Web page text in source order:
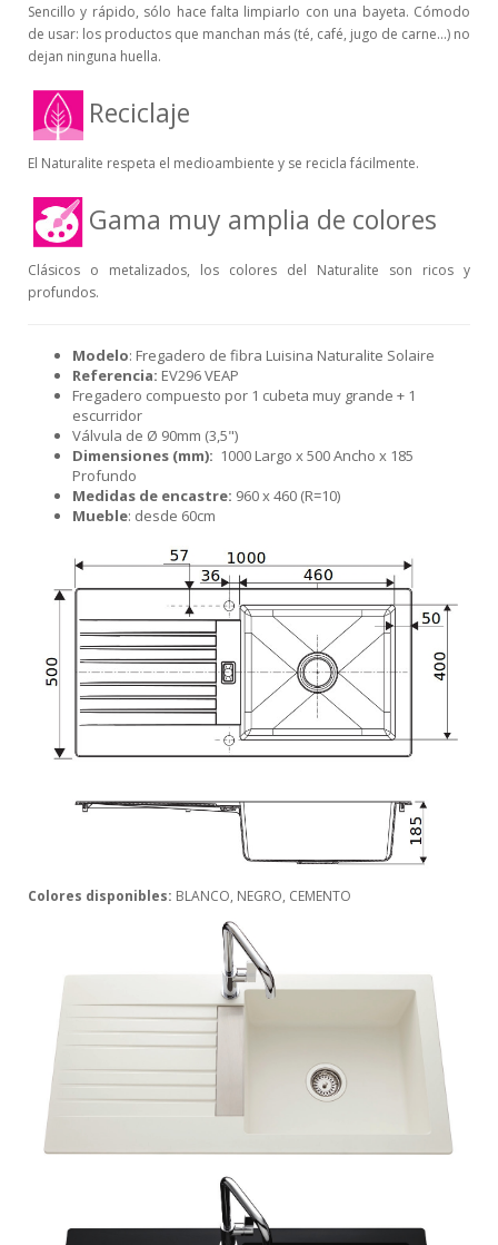
Sencillo y rápido, sólo hace falta limpiarlo con una bayeta. Cómodo
de usar: los productos que manchan más (té, café, jugo de carne...) no
dejan ninguna huella.
Reciclaje
El Naturalite respeta el medioambiente y se recicla fácilmente.
Gama muy amplia de colores
Clásicos o metalizados, los colores del Naturalite son ricos y
profundos.
Modelo: Fregadero de fibra Luisina Naturalite Solaire
Referencia: EV296 VEAP
Fregadero compuesto por 1 cubeta muy grande + 1
escurridor
Válvula de Ø 90mm (3,5")
Dimensiones (mm): 1000 Largo x 500 Ancho x 185
Profundo
Medidas de encastre: 960 x 460 (R=10)
Mueble: desde 60cm
Colores disponibles: BLANCO, NEGRO, CEMENTO